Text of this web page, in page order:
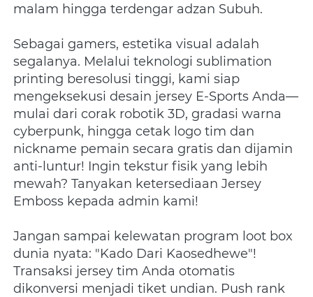
malam hingga terdengar adzan Subuh.
Sebagai gamers, estetika visual adalah
segalanya. Melalui teknologi sublimation
printing beresolusi tinggi, kami siap
mengeksekusi desain jersey E-Sports Anda—
mulai dari corak robotik 3D, gradasi warna
cyberpunk, hingga cetak logo tim dan
nickname pemain secara gratis dan dijamin
anti-luntur! Ingin tekstur fisik yang lebih
mewah? Tanyakan ketersediaan Jersey
Emboss kepada admin kami!
Jangan sampai kelewatan program loot box
dunia nyata: "Kado Dari Kaosedhewe"!
Transaksi jersey tim Anda otomatis
dikonversi menjadi tiket undian. Push rank